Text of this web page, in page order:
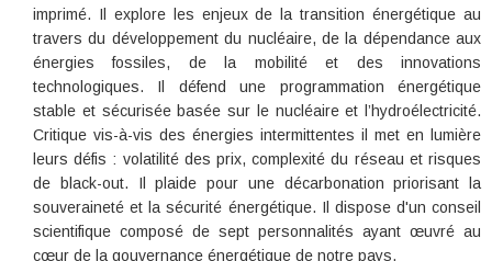
imprimé. Il explore les enjeux de la transition énergétique au
travers du développement du nucléaire, de la dépendance aux
énergies fossiles, de la mobilité et des innovations
technologiques. Il défend une programmation énergétique
stable et sécurisée basée sur le nucléaire et l’hydroélectricité.
Critique vis-à-vis des énergies intermittentes il met en lumière
leurs défis : volatilité des prix, complexité du réseau et risques
de black-out. Il plaide pour une décarbonation priorisant la
souveraineté et la sécurité énergétique. Il dispose d'un conseil
scientifique composé de sept personnalités ayant œuvré au
cœur de la gouvernance énergétique de notre pays.